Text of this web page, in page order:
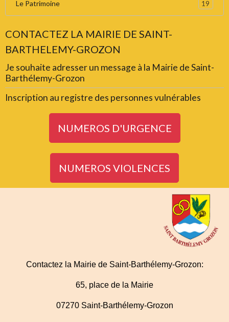
Le Patrimoine 19
CONTACTEZ LA MAIRIE DE SAINT-
BARTHELEMY-GROZON
Je souhaite adresser un message à la Mairie de Saint-
Barthélemy-Grozon
Inscription au registre des personnes vulnérables
NUMEROS D'URGENCE
NUMEROS VIOLENCES
Contactez la Mairie de Saint-Barthélemy-Grozon:
65, place de la Mairie
07270 Saint-Barthélemy-Grozon